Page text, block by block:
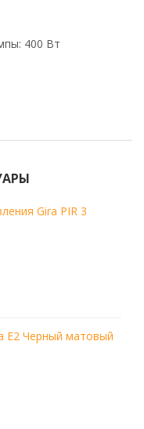
400 Вт
Gira PIR 3
E2 Черный матовый